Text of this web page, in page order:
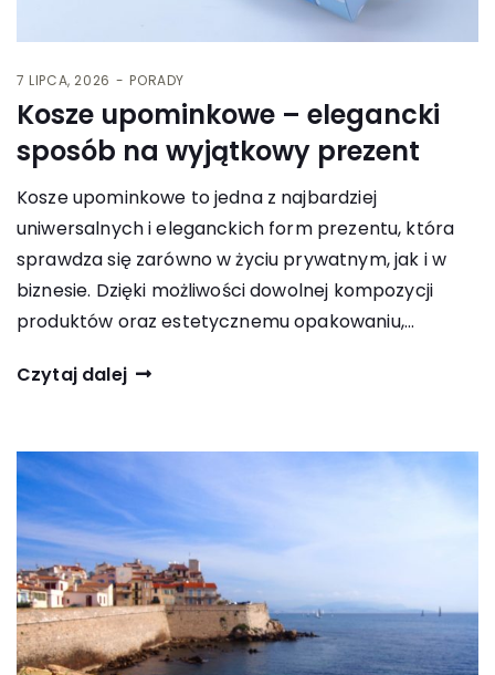
7 LIPCA, 2026 PORADY
Kosze upominkowe – elegancki
sposób na wyjątkowy prezent
Kosze upominkowe to jedna z najbardziej
uniwersalnych i eleganckich form prezentu, która
sprawdza się zarówno w życiu prywatnym, jak i w
biznesie. Dzięki możliwości dowolnej kompozycji
produktów oraz estetycznemu opakowaniu,…
Czytaj dalej